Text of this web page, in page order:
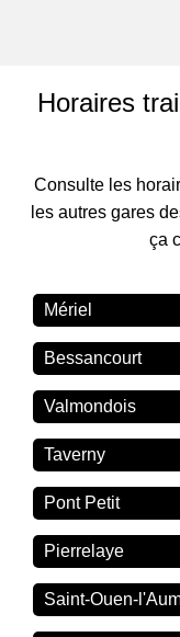
Horaires
Consulte les
les autres gares
ça
Mériel
Bessancourt
Valmondois
Taverny
Pont Petit
Pierrelaye
Saint-Ouen-